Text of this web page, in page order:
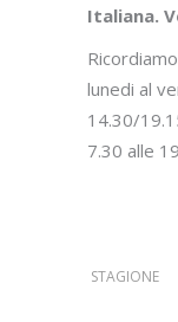
Italiana.
lunedi al
14.30/
7.30 alle
STAGIONE